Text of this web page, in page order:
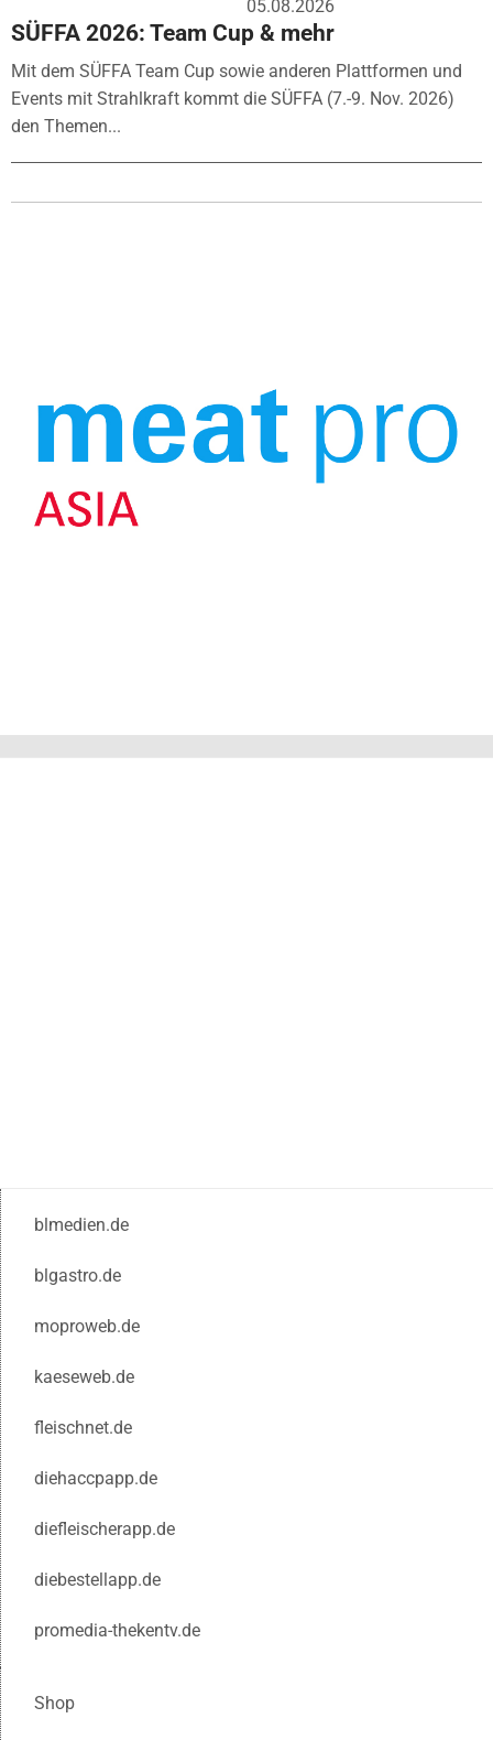
05.08.2026
SÜFFA 2026: Team Cup & mehr
Mit dem SÜFFA Team Cup sowie anderen Plattformen und
Events mit Strahlkraft kommt die SÜFFA (7.-9. Nov. 2026)
den Themen...
blmedien.de
blgastro.de
moproweb.de
kaeseweb.de
fleischnet.de
diehaccpapp.de
diefleischerapp.de
diebestellapp.de
promedia-thekentv.de
Shop